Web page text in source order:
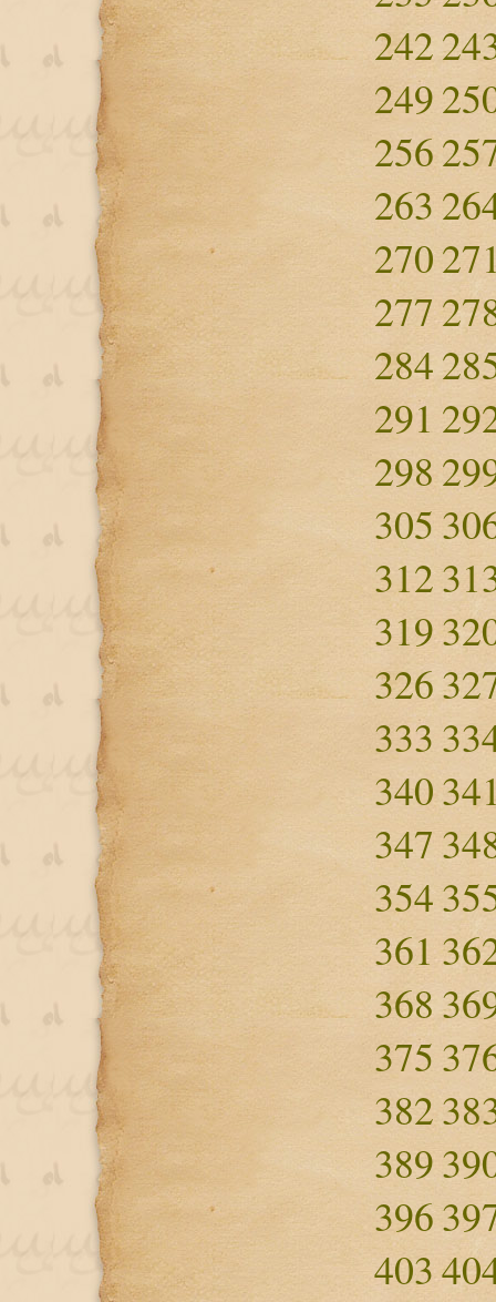
242
249
256
263
270
277
284
291
298
305
312
319
326
333
340
347
354
361
368
375
382
389
396
403